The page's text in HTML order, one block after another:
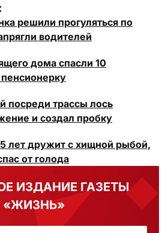
решили прогуляться по
водителей
дома спасли 10
посреди трассы лось
и создал пробку
лет дружит с хищной рыбой,
от голода
ИЗДАНИЕ ГАЗЕТЫ
«ЖИЗНЬ»